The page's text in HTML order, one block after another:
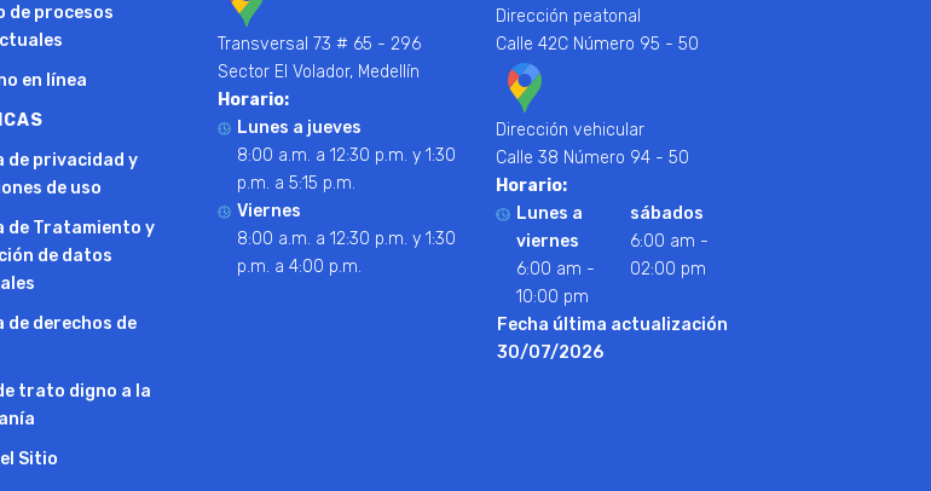
de procesos
en línea
de privacidad y
de uso
de Tratamiento y
de datos
de derechos de
trato digno a la
Sitio
Transversal 73 # 65 - 296
Sector El Volador, Medellín
Horario:
Lunes a jueves
8:00 a.m. a 12:30 p.m. y 1:30
p.m. a 5:15 p.m.
Viernes
8:00 a.m. a 12:30 p.m. y 1:30
p.m. a 4:00 p.m.
Dirección peatonal
Calle 42C Número 95 - 50
Dirección vehicular
Calle 38 Número 94 - 50
Horario:
Lunes a
viernes
6:00 am -
10:00 pm
sábados
6:00 am -
02:00 pm
Fecha última actualización
30/07/2026